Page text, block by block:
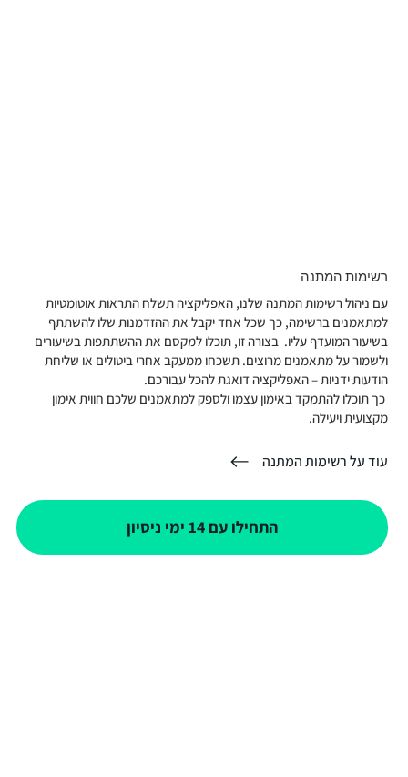
רשימות המתנה
עם ניהול רשימות המתנה שלנו, האפליקציה תשלח התראות אוטומטיות
למתאמנים ברשימה, כך שכל אחד יקבל את ההזדמנות שלו להשתתף
בשיעור המועדף עליו. בצורה זו, תוכלו למקסם את ההשתתפות בשיעורים
ולשמור על מתאמנים מרוצים. תשכחו ממעקב אחרי ביטולים או שליחת
הודעות ידניות – האפליקציה דואגת להכל עבורכם.
כך תוכלו להתמקד באימון עצמו ולספק למתאמנים שלכם חווית אימון
מקצועית ויעילה.
התחילו עם 14 ימי ניסיון
עוד על רשימות המתנה